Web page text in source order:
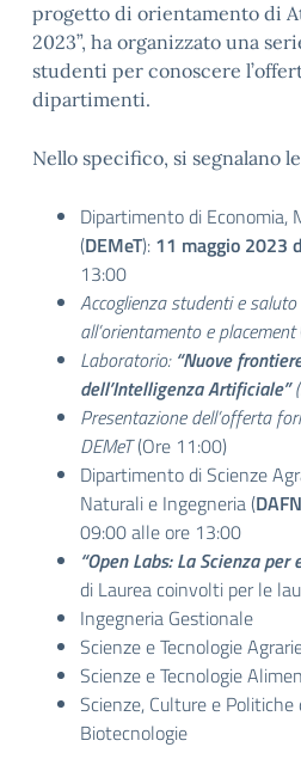
progetto di orientamento di
2023”, ha organizzato una
studenti per conoscere
dipartimenti.
Nello specifico, si segnalano
Dipartimento di Economia,
(DEMeT): 11 maggio 2023
13:00
Accoglienza studenti e
all’orientamento e placement
Laboratorio: “Nuove
dell’Intelligenza Artificiale”
Presentazione dell’offerta
DEMeT(Ore 11:00)
Dipartimento di Scienze
Naturali e Ingegneria (
09:00 alle ore 13:00
“Open Labs: La Scienza
di Laurea coinvolti per le
Ingegneria Gestionale
Scienze e Tecnologie
Scienze e Tecnologie
Scienze, Culture e
Biotecnologie